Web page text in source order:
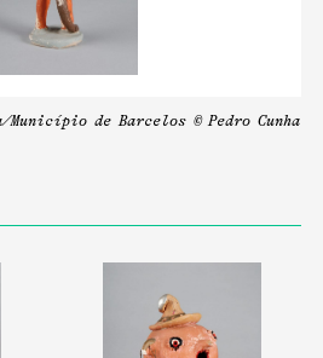
Município de Barcelos © Pedro Cunha